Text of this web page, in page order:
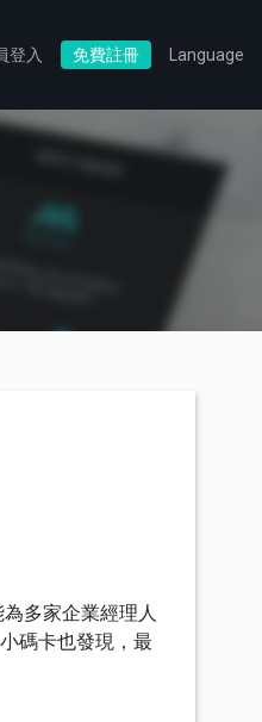
登入 免費註冊 Language
多家企業經理人
碼卡也發現，最